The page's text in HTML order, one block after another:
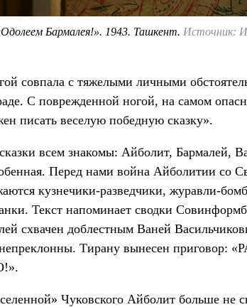
Бармалея!». 1943. Ташкент. Источник:
совпала с тяжелыми личными
С поврежденной ногой, на самом
писать веселую победную сказку».
всем знакомы: Айболит, Бармалей,
Перед нами война Айболитии со
кузнечики-разведчики, журавли-
Текст напоминает сводки
схвачен доблестным Ваней
Тирану вынесен
Чуковского Айболит больше не